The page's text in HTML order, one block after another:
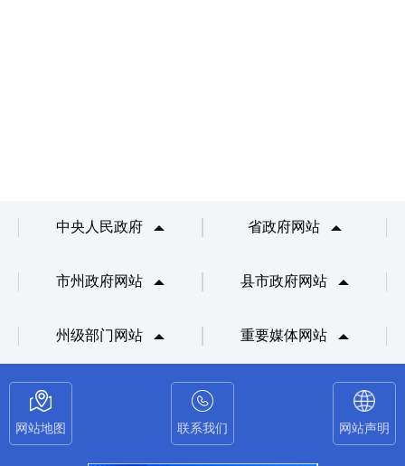
中央人民政府 省政府网站
市州政府网站 县市政府网站
州级部门网站 重要媒体网站
网站地图 联系我们 网站声明